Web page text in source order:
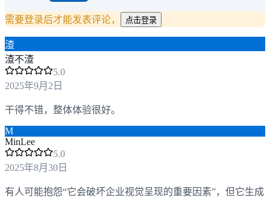
需要登录后才能发表评论， 点击登录
渣
渣不渣
5.0
2025年9月2日
干得不错，整体体验很好。
M
MinLee
5.0
2025年8月30日
有人可能抱怨“它会破坏企业视觉呈现的重要因素”，但它生成